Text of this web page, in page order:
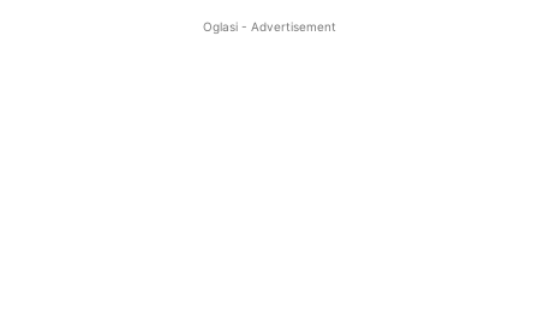
Oglasi - Advertisement